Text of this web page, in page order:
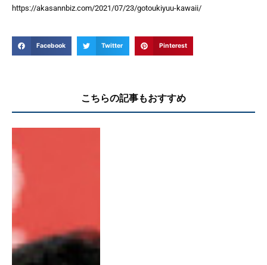
https://akasannbiz.com/2021/07/23/gotoukiyuu-kawaii/
Facebook Twitter Pinterest
こちらの記事もおすすめ